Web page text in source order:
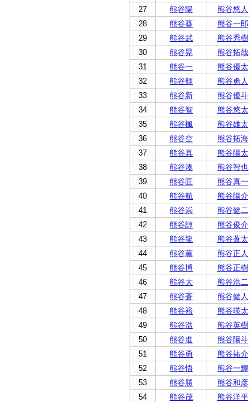
27
熊谷陽 熊谷悠人
28
熊谷葵 熊谷一郎
29
熊谷武 熊谷秀樹
30
熊谷晃 熊谷拓哉
31
熊谷一 熊谷優太
32
熊谷輝 熊谷勇人
33
熊谷新 熊谷優斗
34
熊谷智 熊谷悠太
35
熊谷楓 熊谷雄太
36
熊谷空 熊谷拓海
37
熊谷真 熊谷陽太
38
熊谷湊 熊谷智也
39
熊谷匠 熊谷真一
40
熊谷航 熊谷陽介
41
熊谷崇 熊谷健二
42
熊谷諒 熊谷俊介
43
熊谷龍 熊谷蒼太
44
熊谷薫 熊谷正人
45
熊谷博 熊谷正樹
46
熊谷大 熊谷浩二
47
熊谷蒼 熊谷健人
48
熊谷裕 熊谷瑛太
49
熊谷浩 熊谷英樹
50
熊谷進 熊谷陽斗
51
熊谷勇 熊谷祐介
52
熊谷悟 熊谷一輝
53
熊谷勝 熊谷和彦
54
熊谷茂 熊谷洋平